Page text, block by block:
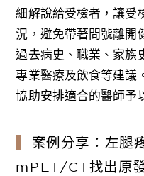
細解說給受檢者，讓受
況，避免帶著問號離開
過去病史、職業、家族
專業醫療及飲食等建議
協助安排適合的醫師予
案例分享：左腿
mPET/CT找出原